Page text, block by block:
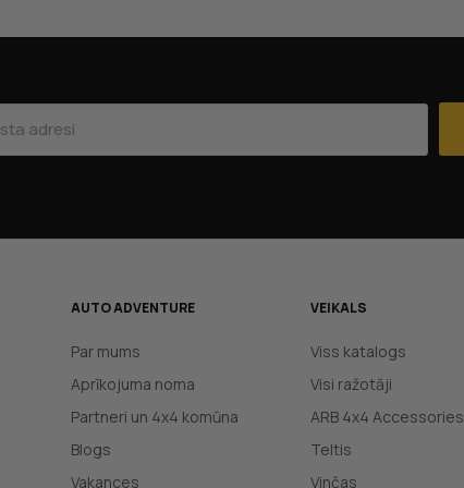
AUTO ADVENTURE
Par mums
Aprīkojuma noma
Partneri un 4x4 komūna
Blogs
Vakances
VEIKALS
Viss katalogs
Visi ražotāji
ARB 4x4 Accessories
Teltis
Vinčas